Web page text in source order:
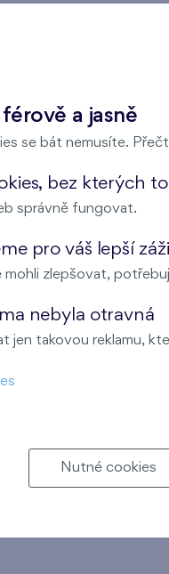
a jasně
se bát nemusíte.
bez kterých
správně fungovat.
pro váš lepší
mohli zlepšovat,
nebyla otravná
jen takovou reklamu,
Nutné cookies